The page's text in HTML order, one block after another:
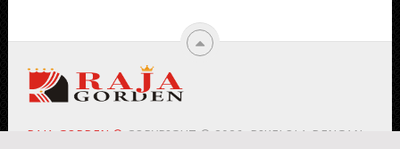
RAJA GORDEN ® COPYRIGHT © 2026.
DIKELOLA DENGAN ♥